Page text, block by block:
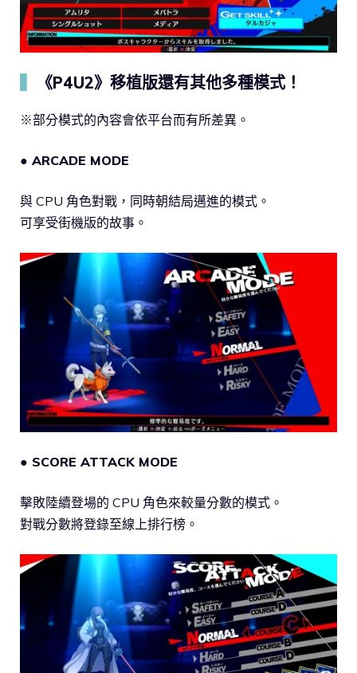
《P4U2》移植版還有其他多種模式！
※部分模式的內容會依平台而有所差異。
● ARCADE MODE
與 CPU 角色對戰，同時朝結局邁進的模式。
可享受街機版的故事。
● SCORE ATTACK MODE
擊敗陸續登場的 CPU 角色來較量分數的模式。
對戰分數將登錄至線上排行榜。